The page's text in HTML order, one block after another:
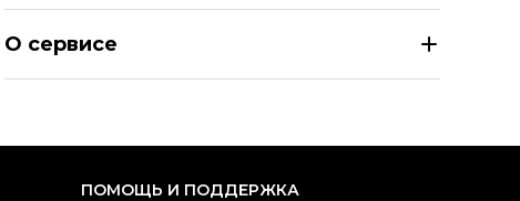
О сервисе
ПОМОЩЬ И ПОДДЕРЖКА